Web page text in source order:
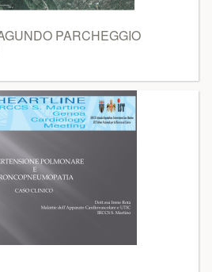
PARCHEGGIO